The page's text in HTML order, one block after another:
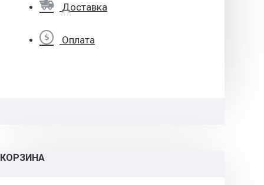
Доставка
Оплата
КОРЗИНА